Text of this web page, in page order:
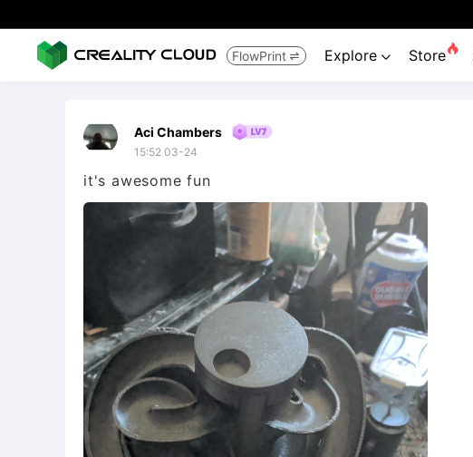
FlowPrint  Explore  Store
Aci Chambers
15:52 03-24
it's awesome fun